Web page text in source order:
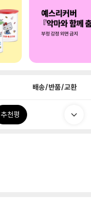
배송/반품/교환
추천평